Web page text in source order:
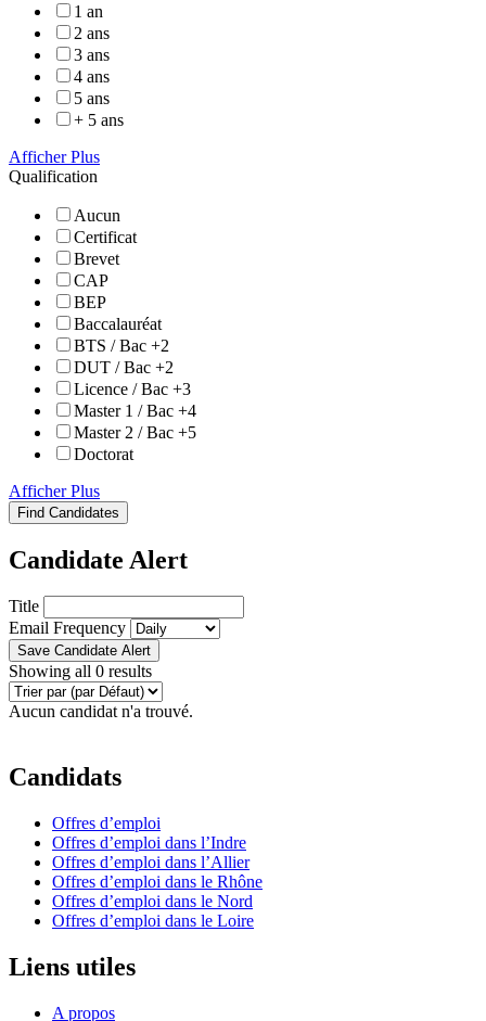
1 an
2 ans
3 ans
4 ans
5 ans
+ 5 ans
Afficher Plus
Qualification
Aucun
Certificat
Brevet
CAP
BEP
Baccalauréat
BTS / Bac +2
DUT / Bac +2
Licence / Bac +3
Master 1 / Bac +4
Master 2 / Bac +5
Doctorat
Afficher Plus
Find Candidates
Candidate Alert
Title
Email Frequency
Save Candidate Alert
Showing all 0 results
Aucun candidat n'a trouvé.
Candidats
Offres d’emploi
Offres d’emploi dans l’Indre
Offres d’emploi dans l’Allier
Offres d’emploi dans le Rhône
Offres d’emploi dans le Nord
Offres d’emploi dans le Loire
Liens utiles
A propos